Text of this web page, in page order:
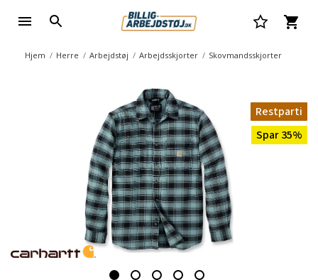
Hjem Herre Arbejdstøj Arbejdsskjorter Skovmandsskjorter
Restparti
Spar 35%